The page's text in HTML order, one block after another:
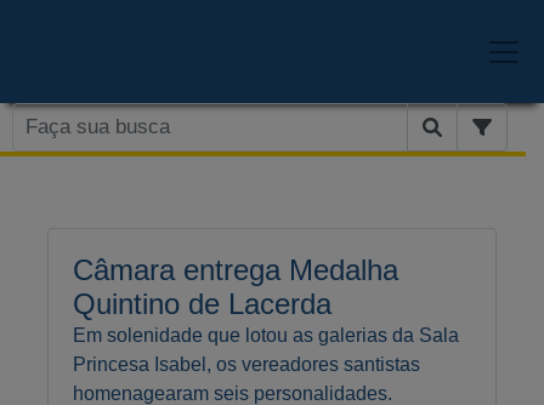
Câmara entrega Medalha
Quintino de Lacerda
Em solenidade que lotou as galerias da Sala
Princesa Isabel, os vereadores santistas
homenagearam seis personalidades.